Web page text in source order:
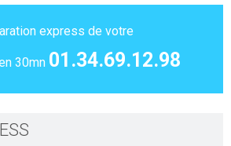
express de votre
30mn 01.34.69.12.98